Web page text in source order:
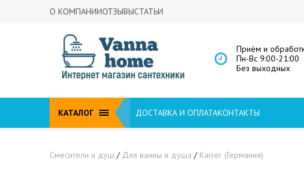
О КОМПАНИИОТЗЫВЫСТАТЬИ
Приём и
Пн-Вс 9:00-21:00
Без выходных
КАТАЛОГ ДОСТАВКА И ОПЛАТАКОНТАКТЫ
Смесители и душ / Для ванны и душа / Kaiser (Германия)